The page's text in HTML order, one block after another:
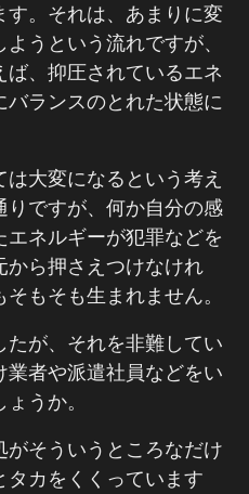
す。それは、あまりに変
うという流れですが、
、抑圧されているエネ
ランスのとれた状態に
大変になるという考え
りですが、何か自分の感
ネルギーが犯罪などを
から押さえつけなけれ
もそも生まれません。
が、それを非難してい
業者や派遣社員などをい
うか。
そういうところなだけ
タカをくくっています